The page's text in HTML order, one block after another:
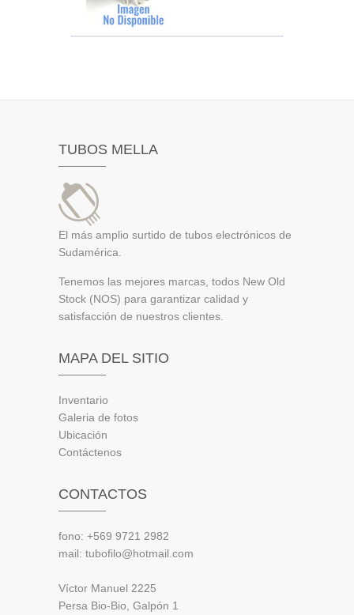
TUBOS MELLA
El más amplio surtido de tubos electrónicos de
Sudamérica.
Tenemos las mejores marcas, todos New Old
Stock (NOS) para garantizar calidad y
satisfacción de nuestros clientes.
MAPA DEL SITIO
Inventario
Galeria de fotos
Ubicación
Contáctenos
CONTACTOS
fono: +569 9721 2982
mail: tubofilo@hotmail.com
Víctor Manuel 2225
Persa Bio-Bio, Galpón 1